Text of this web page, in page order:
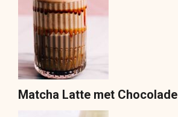
Matcha Latte met Chocolade